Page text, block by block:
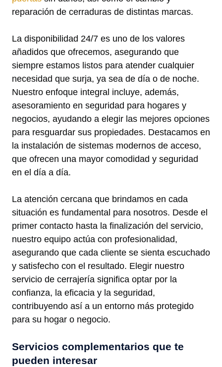
reparación de cerraduras de distintas marcas.
La disponibilidad 24/7 es uno de los valores
añadidos que ofrecemos, asegurando que
siempre estamos listos para atender cualquier
necesidad que surja, ya sea de día o de noche.
Nuestro enfoque integral incluye, además,
asesoramiento en seguridad para hogares y
negocios, ayudando a elegir las mejores opciones
para resguardar sus propiedades. Destacamos en
la instalación de sistemas modernos de acceso,
que ofrecen una mayor comodidad y seguridad
en el día a día.
La atención cercana que brindamos en cada
situación es fundamental para nosotros. Desde el
primer contacto hasta la finalización del servicio,
nuestro equipo actúa con profesionalidad,
asegurando que cada cliente se sienta escuchado
y satisfecho con el resultado. Elegir nuestro
servicio de cerrajería significa optar por la
confianza, la eficacia y la seguridad,
contribuyendo así a un entorno más protegido
para su hogar o negocio.
Servicios complementarios que te
pueden interesar